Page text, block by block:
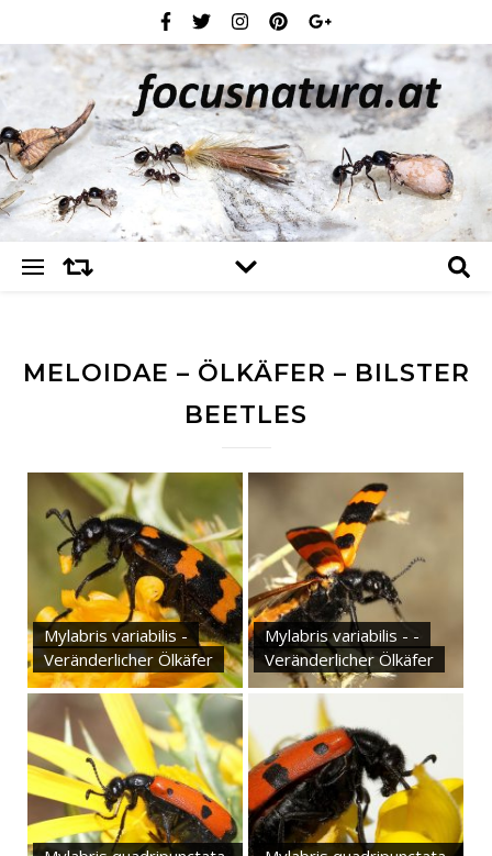
MELOIDAE – ÖLKÄFER – BILSTER
BEETLES
Mylabris variabilis -
Veränderlicher Ölkäfer
Mylabris variabilis - -
Veränderlicher Ölkäfer